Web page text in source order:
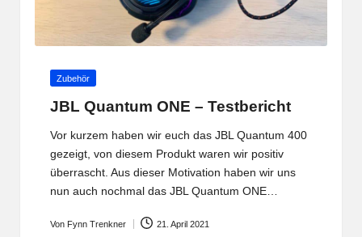
Posted
Zubehör
JBL Quantum ONE – Testbericht
Vor kurzem haben wir euch das JBL Quantum 400
gezeigt, von diesem Produkt waren wir positiv
überrascht. Aus dieser Motivation haben wir uns
nun auch nochmal das JBL Quantum ONE…
Posted
Von Fynn Trenkner 21. April 2021